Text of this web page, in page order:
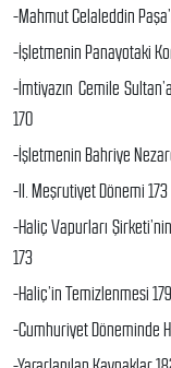
-Mahmut Celaleddin
-İşletmenin Panayotaki
-İmtiyazın Cemile
170
-İşletmenin Bahriye
-II. Meşrutiyet Dönemi 173
-Haliç Vapurları
173
-Haliç’in Temizlenmesi 179
-Cumhuriyet Döneminde